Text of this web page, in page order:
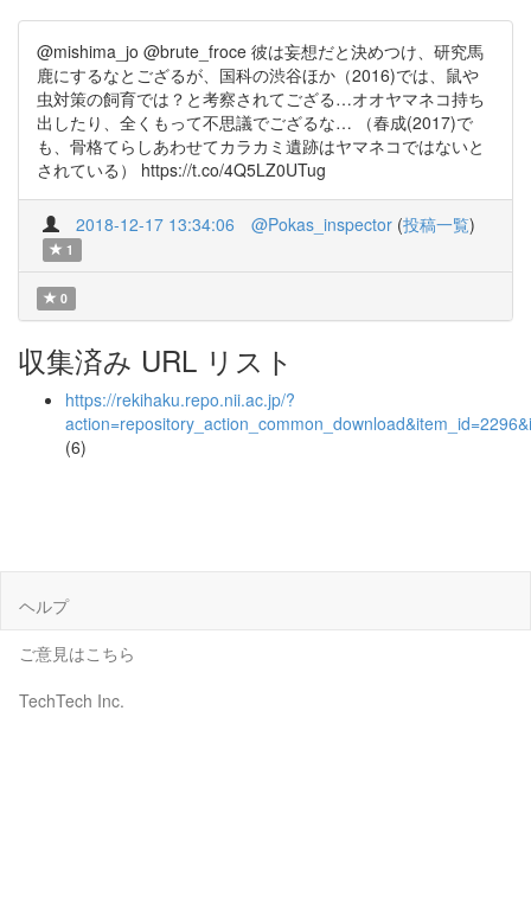
@mishima_jo @brute_froce 彼は妄想だと決めつけ、研究馬
鹿にするなとござるが、国科の渋谷ほか（2016)では、鼠や
虫対策の飼育では？と考察されてござる…オオヤマネコ持ち
出したり、全くもって不思議でござるな… （春成(2017)で
も、骨格てらしあわせてカラカミ遺跡はヤマネコではないと
されている） https://t.co/4Q5LZ0UTug
2018-12-17 13:34:06 @Pokas_inspector (投稿一覧)
1
0
収集済み URL リスト
https://rekihaku.repo.nii.ac.jp/?
(6)
ヘルプ
ご意見はこちら
TechTech Inc.